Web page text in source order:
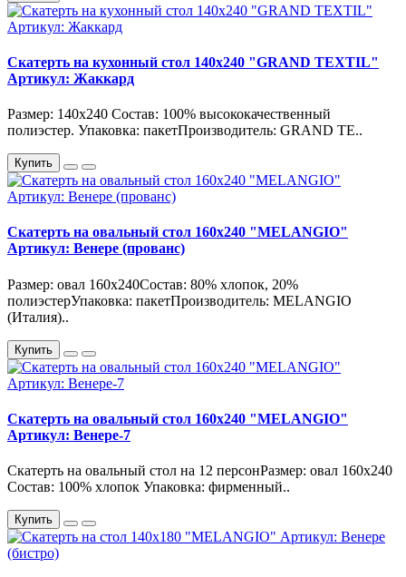
Скатерть на кухонный стол 140х240 "GRAND TEXTIL"
Артикул: Жаккард
Размер: 140х240 Состав: 100% высококачественный
полиэстер. Упаковка: пакетПроизводитель: GRAND TE..
Купить
Скатерть на овальный стол 160х240 "MELANGIO"
Артикул: Венере (прованс)
Размер: овал 160х240Состав: 80% хлопок, 20%
полиэстерУпаковка: пакетПроизводитель: MELANGIO
(Италия)..
Купить
Скатерть на овальный стол 160х240 "MELANGIO"
Артикул: Венере-7
Скатерть на овальный стол на 12 персонРазмер: овал 160х240
Состав: 100% хлопок Упаковка: фирменный..
Купить